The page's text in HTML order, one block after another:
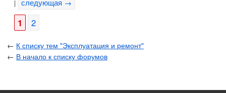
|
1 2
← К списку тем "Эксплуатация и ремонт"
← В начало к списку форумов